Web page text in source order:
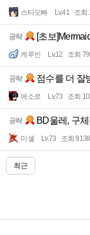
스타오빠 Lv.41 조회
공략 [초보
케루빈 Lv.12 조회
공략 점수를 더 잘
에소로 Lv.73 조회
공략 BD울레, 구
미셸 Lv.73 조회 9138
최근